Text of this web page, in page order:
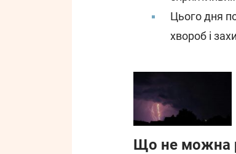
Цього дня
хвороб і
Що не можна